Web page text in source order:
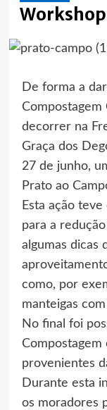
Workshop
De forma a
Compostagem
decorrer na
Graça dos
27 de junho,
Prato ao
Esta ação
para a
algumas dicas
como, por
manteigas
No final foi
Compostagem
provenientes
Durante esta
os moradores